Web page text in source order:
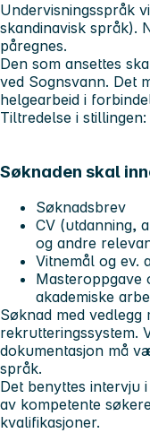
Undervisningsspråk
skandinavisk språk).
påregnes.
Den som ansettes
ved Sognsvann. Det
helgearbeid i
Tiltredelse i stillingen:
Søknaden skal
Søknadsbrev
CV (utdanning,
og andre
Vitnemål og ev.
Masteroppgave
akademiske
Søknad med
rekrutteringssystem.
dokumentasjon må
språk.
Det benyttes intervju
av kompetente
kvalifikasjoner.